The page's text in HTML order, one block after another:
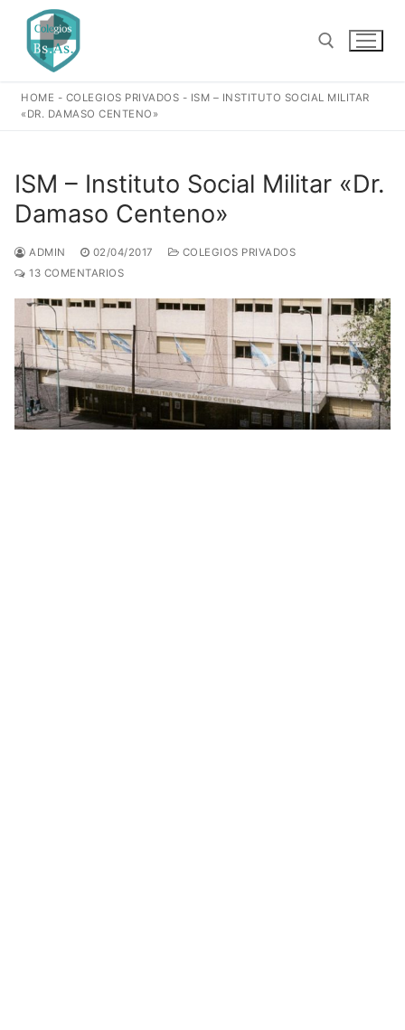
contenido
HOME - COLEGIOS PRIVADOS - ISM – INSTITUTO SOCIAL MILITAR
«DR. DAMASO CENTENO»
ISM – Instituto Social Militar «Dr.
Damaso Centeno»
ADMIN 02/04/2017
COLEGIOS PRIVADOS
13 COMENTARIOS